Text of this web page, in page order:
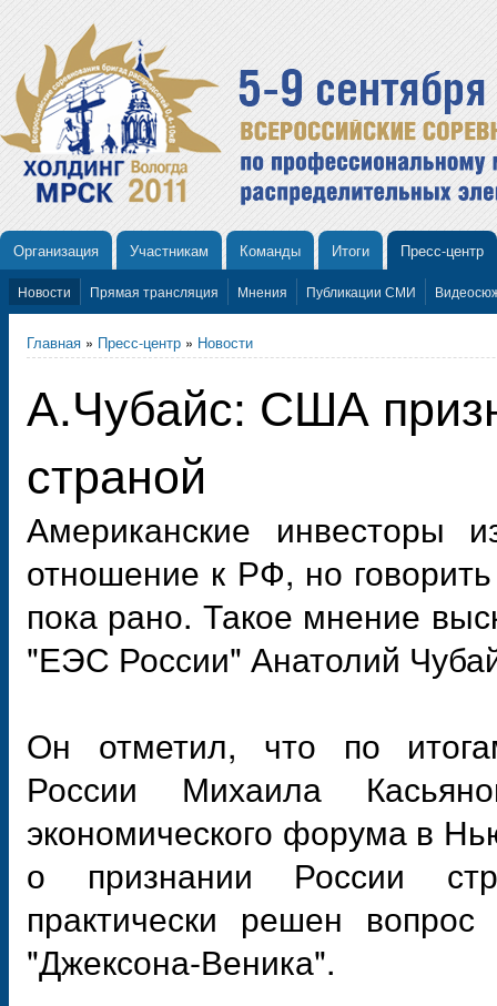
Организация Участникам Команды Итоги Пресс-центр
Новости Прямая трансляция Мнения Публикации СМИ
Главная » Пресс-центр » Новости
А.Чубайс: США
страной
Американские инвесторы
отношение к РФ, но
пока рано. Такое мнение
"ЕЭС России" Анатолий
Он отметил, что по
России Михаила
экономического форума в
о признании России
практически решен
"Джексона-Веника".